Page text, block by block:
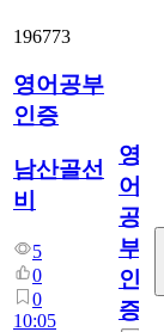
196773
영어공부
인증
남산골선
비
5
0
0
10:05
영
어
공
부
인
증